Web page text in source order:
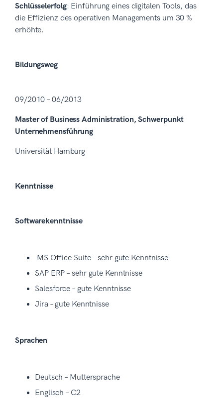
Schlüsselerfolg: Einführung eines digitalen Tools, das
die Effizienz des operativen Managements um 30 %
erhöhte.
Bildungsweg
09/2010 – 06/2013
Master of Business Administration, Schwerpunkt
Unternehmensführung
Universität Hamburg
Kenntnisse
Softwarekenntnisse
MS Office Suite – sehr gute Kenntnisse
SAP ERP – sehr gute Kenntnisse
Salesforce – gute Kenntnisse
Jira – gute Kenntnisse
Sprachen
Deutsch – Muttersprache
Englisch – C2